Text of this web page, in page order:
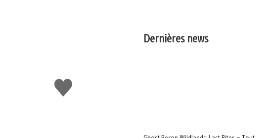
J'aime
Dernières news